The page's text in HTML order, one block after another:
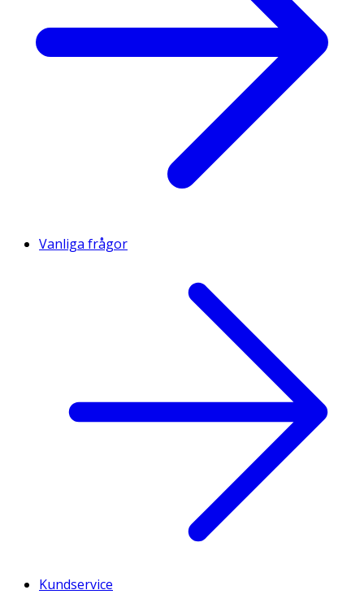
Vanliga frågor
Kundservice